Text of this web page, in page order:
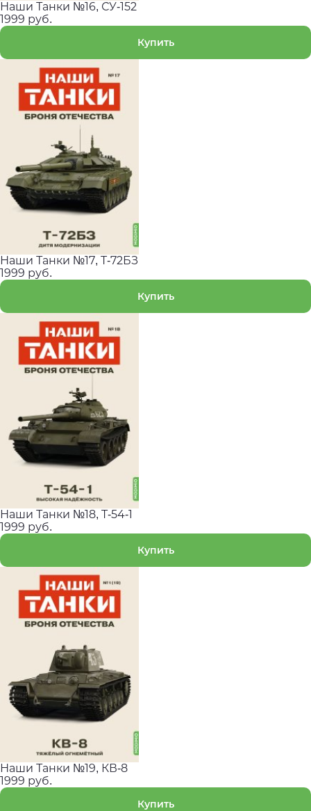
Наши Танки №16, СУ-152
1999 руб.
Купить
Наши Танки №17, T-72БЗ
1999 руб.
Купить
Наши Танки №18, T-54-1
1999 руб.
Купить
Наши Танки №19, КВ-8
1999 руб.
Купить